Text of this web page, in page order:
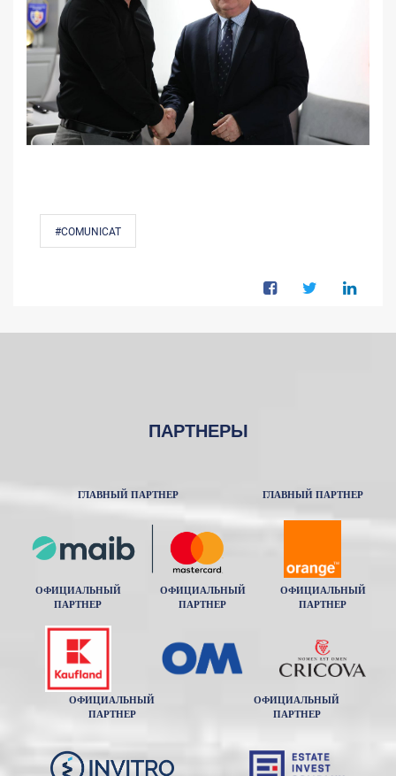
#COMUNICAT
ПАРТНЕРЫ
ГЛАВНЫЙ ПАРТНЕР ГЛАВНЫЙ ПАРТНЕР
ОФИЦИАЛЬНЫЙ
ПАРТНЕР
ОФИЦИАЛЬНЫЙ
ПАРТНЕР
ОФИЦИАЛЬНЫЙ
ПАРТНЕР
ОФИЦИАЛЬНЫЙ
ПАРТНЕР
ОФИЦИАЛЬНЫЙ
ПАРТНЕР